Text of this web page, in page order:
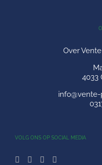
Over
4033
VOLG ONS OP SOCIAL MEDIA